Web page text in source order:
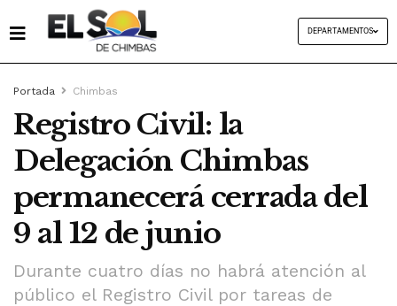
DEPARTAMENTOS
Portada Chimbas
Registro Civil: la
Delegación Chimbas
permanecerá cerrada del
9 al 12 de junio
Durante cuatro días no habrá atención al
público el Registro Civil por tareas de